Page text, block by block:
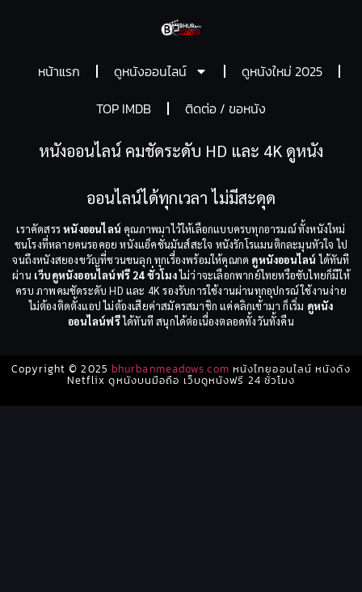
หน้าแรก ดูหนังออนไลน์
ดูหนังใหม่ 2025
TOP IMDB
ติดต่อ / ขอหนัง
หนังออนไลน์ คมชัดระดับ HD และ 4K ดูหนัง
ออนไลน์ได้ทุกเวลา ไม่มีสะดุด
เราคัดสรรหนังออนไลน์ คุณภาพมาไว้ให้เลือกแบบครบทุกอารมณ์ ทั้งหนังใหม่
ชนโรงที่หลายคนรอคอย หนังแอ็คชั่นมันส์สะใจ หนังรักโรแมนติกละมุนหัวใจ ไป
จนถึงหนังสยองขวัญที่ชวนขนลุก ทุกเรื่องพร้อมให้คุณกด ดูหนังออนไลน์ ได้ทันที
ผ่าน เว็บดูหนังออนไลน์ฟรี 24 ชั่วโมงไม่ว่าจะเลือกพากย์ไทยหรือซับไทยก็มีให้
ครบ ภาพคมชัดระดับ HD และ 4K รองรับการใช้งานผ่านทุกอุปกรณ์ ใช้งานง่าย
ไม่ต้องติดตั้งแอป ไม่ต้องเสียค่าสมัครสมาชิก แค่คลิกเข้ามา ก็เริ่ม ดูหนัง
ออนไลน์ฟรีได้ทันที สนุกได้ต่อเนื่องตลอดทั้งวันทั้งคืน
Copyright © 2025 bhurbanmeadows.com หนังไทยออนไลน์ หนังดัง
Netflix ดูหนังบนมือถือ เว็บดูหนังฟรี 24 ชั่วโมง